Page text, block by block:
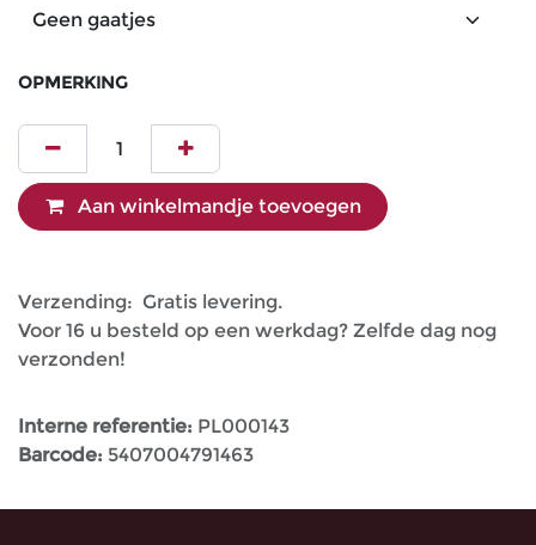
OPMERKING
Aan winkelmandje toevoegen
Verzending: Gratis levering.
Voor 16 u besteld op een werkdag? Zelfde dag nog
verzonden!
Interne referentie: PL000143
Barcode: 5407004791463